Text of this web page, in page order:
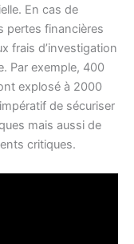
En cas de
pertes financières
frais d’investigation
Par exemple, 400
explosé à 2000
de sécuriser
mais aussi de
critiques.